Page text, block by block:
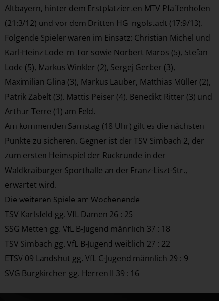
Altbayern, hinter dem Erstplatzierten MTV Pfaffenhofen
(21:3/12) und vor dem Dritten HG Ingolstadt (17:9/13).
Folgende Spieler waren im Einsatz: Christian Michel und
Karl-Heinz Lode im Tor sowie Norbert Maros (5), Stefan
Lode (5), Markus Winkler (2), Sergej Gerber (3),
Maximilian Glina (3), Markus Lauber, Matthias Müller (2),
Patrik Zabelt (3), Mattis Peiser (4), Benedikt Ritter (3) und
Arthur Terre (1) am Feld.
Am kommenden Samstag (18 Uhr) gilt es die nächsten
Punkte zu sicheren. Gegner ist der TSV Simbach 2, der
zum ersten Heimspiel der Rückrunde in der
Waldkraiburger Sporthalle an der Franz-Liszt-Str.,
erwartet wird.
Die weiteren Spiele am Wochenende
TSV Karlsfeld gg. VfL Damen 26 : 25
SSG Metten gg. VfL B-Jugend männlich 37 : 18
TSV Simbach gg. VfL B-Jugend weiblich 27 : 22
ETSV 09 Landshut gg. VfL C-Jugend männlich 29 : 9
SVG Burgkirchen gg. Herren II 39 : 16